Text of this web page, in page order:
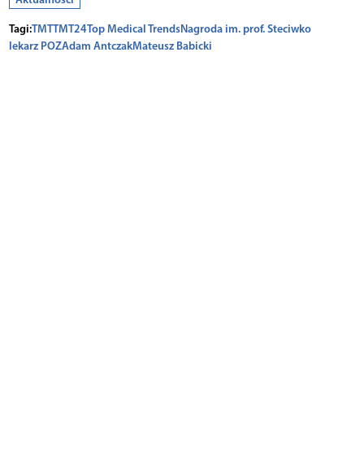
Tagi:TMTTMT24Top Medical TrendsNagroda im. prof. Steciwko
lekarz POZAdam AntczakMateusz Babicki